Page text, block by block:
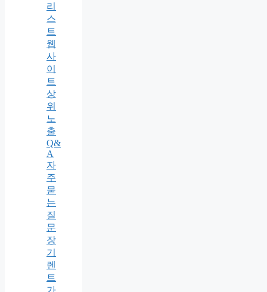
리
스
트
웹
사
이
트
상
위
노
출
Q&
A
자
주
묻
는
질
문
장
기
렌
트
가